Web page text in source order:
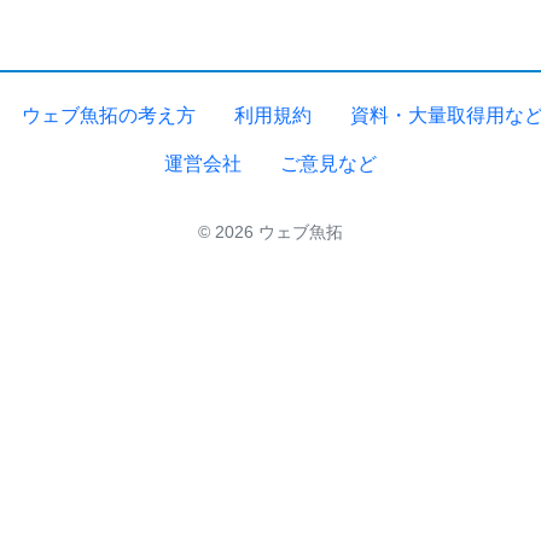
ウェブ魚拓の考え方 利用規約 資料・大量取得用な
運営会社 ご意見など
© 2026 ウェブ魚拓